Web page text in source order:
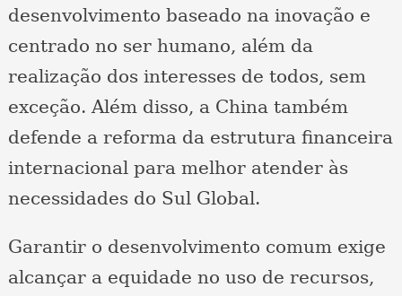
desenvolvimento baseado na inovação e
centrado no ser humano, além da
realização dos interesses de todos, sem
exceção. Além disso, a China também
defende a reforma da estrutura financeira
internacional para melhor atender às
necessidades do Sul Global.
Garantir o desenvolvimento comum exige
alcançar a equidade no uso de recursos,